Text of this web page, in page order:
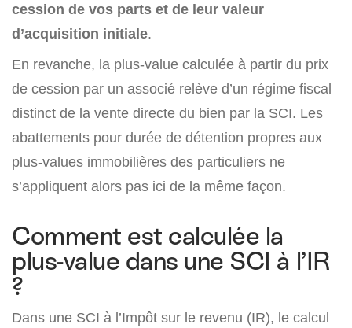
cession de vos parts et de leur valeur
d’acquisition initiale.
En revanche, la plus-value calculée à partir du prix
de cession par un associé relève d’un régime fiscal
distinct de la vente directe du bien par la SCI. Les
abattements pour durée de détention propres aux
plus-values immobilières des particuliers ne
s’appliquent alors pas ici de la même façon.
Comment est calculée la
plus-value dans une SCI à l’IR
?
Dans une SCI à l’Impôt sur le revenu (IR), le calcul